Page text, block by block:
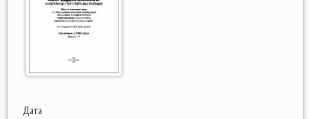
Дата